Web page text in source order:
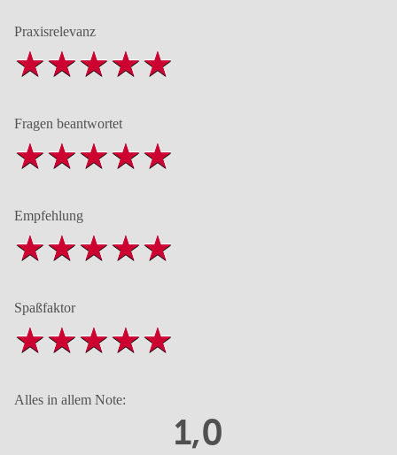
Praxisrelevanz
Fragen beantwortet
Empfehlung
Spaßfaktor
Alles in allem Note:
1,0